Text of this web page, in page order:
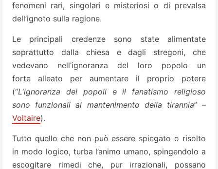
fenomeni rari, singolari e misteriosi o di prevalsa
dell’ignoto sulla ragione.
Le principali credenze sono state alimentate
soprattutto dalla chiesa e dagli stregoni, che
vedevano nell’ignoranza del loro popolo un
forte alleato per aumentare il proprio potere
(“L'ignoranza dei popoli e il fanatismo religioso
sono funzionali al mantenimento della tirannia” –
Voltaire).
Tutto quello che non può essere spiegato o risolto
in modo logico, turba l’animo umano, spingendolo a
escogitare rimedi che, pur irrazionali, possano